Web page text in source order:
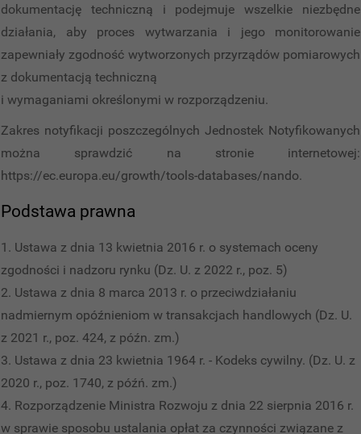
dokumentację techniczną i podejmuje wszelkie niezbędne
działania, aby proces wytwarzania i jego monitorowanie
zapewniały zgodność wytworzonych przyrządów pomiarowych
z dokumentacją techniczną
i wymaganiami określonymi w rozporządzeniu.
Zakres notyfikacji poszczególnych Jednostek Notyfikowanych
można sprawdzić na stronie internetowej:
https://ec.europa.eu/growth/tools-databases/nando.
Podstawa prawna
Ustawa z dnia 13 kwietnia 2016 r. o systemach oceny
zgodności i nadzoru rynku (Dz. U. z 2022 r., poz. 5)
Ustawa z dnia 8 marca 2013 r. o przeciwdziałaniu
nadmiernym opóźnieniom w transakcjach handlowych (Dz. U.
z 2021 r., poz. 424, z późn. zm.)
Ustawa z dnia 23 kwietnia 1964 r. - Kodeks cywilny. (Dz. U. z
2020 r., poz. 1740, z późń. zm.)
Rozporządzenie Ministra Rozwoju z dnia 22 sierpnia 2016 r.
w sprawie sposobu ustalania opłat za czynności związane z